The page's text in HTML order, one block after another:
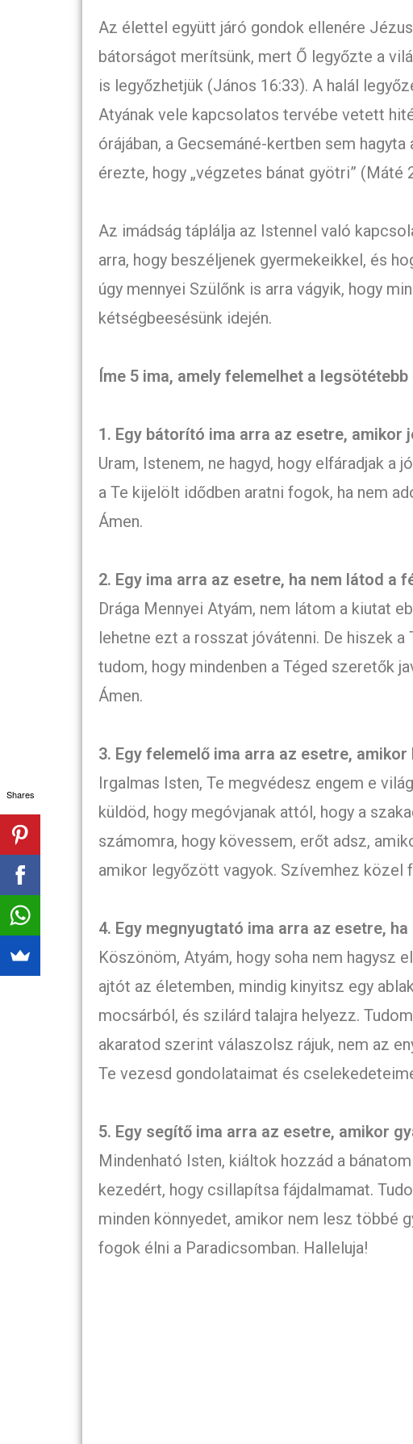
Az élettel együtt járó gondok ellenére
bátorságot merítsünk, mert Ő legyőzte a
is legyőzhetjük (János 16:33). A halál
Atyának vele kapcsolatos tervébe vetett
órájában, a Gecsemáné-kertben sem
érezte, hogy „végzetes bánat gyötri” (Máté
Az imádság táplálja az Istennel való
arra, hogy beszéljenek gyermekeikkel, és
úgy mennyei Szülőnk is arra vágyik, hogy
kétségbeesésünk idején.
Íme 5 ima, amely felemelhet a legsötétebb
1. Egy bátorító ima arra az esetre,
Uram, Istenem, ne hagyd, hogy elfáradjak a
a Te kijelölt idődben aratni fogok, ha nem
Ámen.
2. Egy ima arra az esetre, ha nem látod a
Drága Mennyei Atyám, nem látom a kiutat
lehetne ezt a rosszat jóvátenni. De hiszek a
tudom, hogy mindenben a Téged szeretők
Ámen.
3. Egy felemelő ima arra az esetre,
Irgalmas Isten, Te megvédesz engem e
küldöd, hogy megóvjanak attól, hogy a
számomra, hogy kövessem, erőt adsz,
amikor legyőzött vagyok. Szívemhez közel
4. Egy megnyugtató ima arra az esetre,
Köszönöm, Atyám, hogy soha nem hagysz
ajtót az életemben, mindig kinyitsz egy
mocsárból, és szilárd talajra helyezz.
akaratod szerint válaszolsz rájuk, nem az
Te vezesd gondolataimat és
5. Egy segítő ima arra az esetre, amikor
Mindenható Isten, kiáltok hozzád a
kezedért, hogy csillapítsa fájdalmamat.
minden könnyedet, amikor nem lesz többé
fogok élni a Paradicsomban. Halleluja!
Shares